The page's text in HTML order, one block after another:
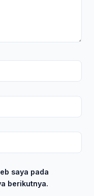
saya pada
berikutnya.